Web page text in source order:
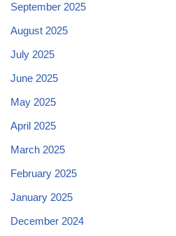
September 2025
August 2025
July 2025
June 2025
May 2025
April 2025
March 2025
February 2025
January 2025
December 2024